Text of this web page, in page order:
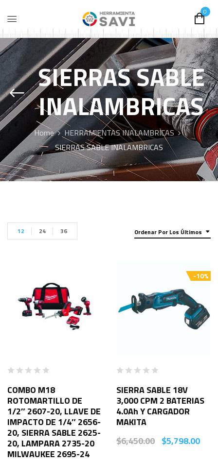
0
SIERRAS SABLE
INALAMBRICAS
Home
HERRAMIENTAS INALAMBRICAS
SIERRAS SABLE INALAMBRICAS
Ordenar Por Los Últimos
12 24 36
COMBO M18
ROTOMARTILLO DE
1/2″ 2607-20, LLAVE DE
IMPACTO DE 1/4″ 2656-
20, SIERRA SABLE 2625-
20, LAMPARA 2735-20
MILWAUKEE 2695-24
-10%
SIERRA SABLE 18V
3,000 CPM 2 BATERIAS
4.0Ah Y CARGADOR
MAKITA
$6,450.00 $5,798.00